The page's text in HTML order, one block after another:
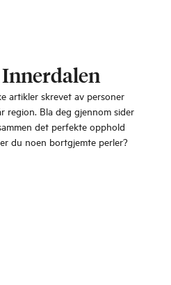
artikler skrevet av personer
region. Bla deg gjennom sider
det perfekte opphold
du noen bortgjemte perler?